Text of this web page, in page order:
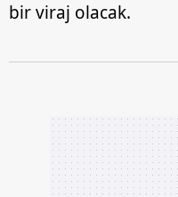
bir viraj olacak.